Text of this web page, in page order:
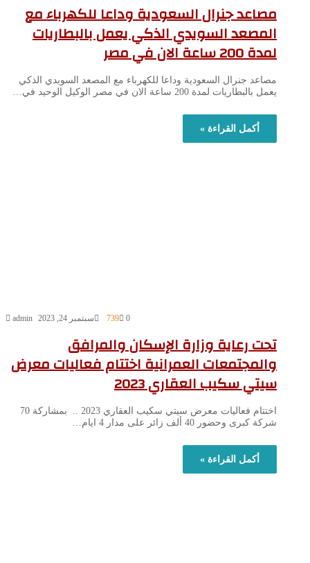
مصاعد جنرال السعودية وداعا للكهرباء مع
المصعد السويدي الذكي يعمل بالبطاريات
لمدة 200 ساعة الان في مصر
مصاعد جنرال السعودية وداعا للكهرباء مع المصعد السويدي الذكي
يعمل بالبطاريات لمدة 200 ساعة الان في مصر الوكيل الوحيد في…
أكمل القراءة »
admin سبتمبر 24, 2023 0
739
تحت رعاية وزارة الإسكان والمرافق
والمجتمعات العمرانية اختتام فعاليات معرض
سيتي سكيب العقاري 2023
اختتام فعاليات معرض سيتي سكيب العقاري 2023 .. بمشاركة 70
شركة كبرى وحضور 40 ألف زائر على مدار 4 ايام…
أكمل القراءة »